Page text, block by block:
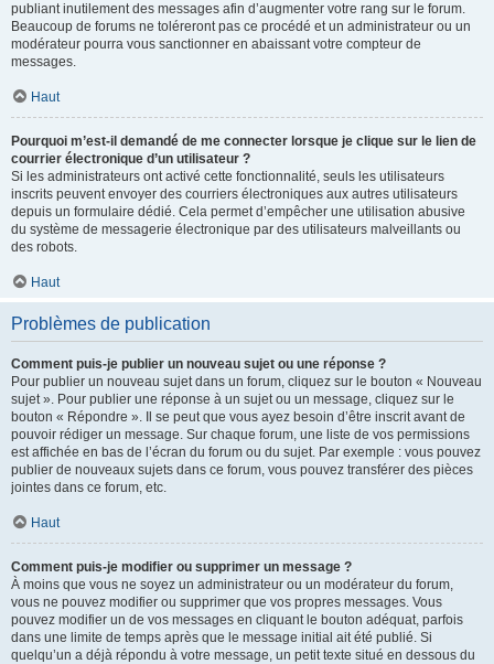
publiant inutilement des messages afin d’augmenter votre rang sur le forum.
Beaucoup de forums ne toléreront pas ce procédé et un administrateur ou un
modérateur pourra vous sanctionner en abaissant votre compteur de
messages.
Haut
Pourquoi m’est-il demandé de me connecter lorsque je clique sur le lien de
courrier électronique d’un utilisateur ?
Si les administrateurs ont activé cette fonctionnalité, seuls les utilisateurs
inscrits peuvent envoyer des courriers électroniques aux autres utilisateurs
depuis un formulaire dédié. Cela permet d’empêcher une utilisation abusive
du système de messagerie électronique par des utilisateurs malveillants ou
des robots.
Haut
Problèmes de publication
Comment puis-je publier un nouveau sujet ou une réponse ?
Pour publier un nouveau sujet dans un forum, cliquez sur le bouton « Nouveau
sujet ». Pour publier une réponse à un sujet ou un message, cliquez sur le
bouton « Répondre ». Il se peut que vous ayez besoin d’être inscrit avant de
pouvoir rédiger un message. Sur chaque forum, une liste de vos permissions
est affichée en bas de l’écran du forum ou du sujet. Par exemple : vous pouvez
publier de nouveaux sujets dans ce forum, vous pouvez transférer des pièces
jointes dans ce forum, etc.
Haut
Comment puis-je modifier ou supprimer un message ?
À moins que vous ne soyez un administrateur ou un modérateur du forum,
vous ne pouvez modifier ou supprimer que vos propres messages. Vous
pouvez modifier un de vos messages en cliquant le bouton adéquat, parfois
dans une limite de temps après que le message initial ait été publié. Si
quelqu’un a déjà répondu à votre message, un petit texte situé en dessous du